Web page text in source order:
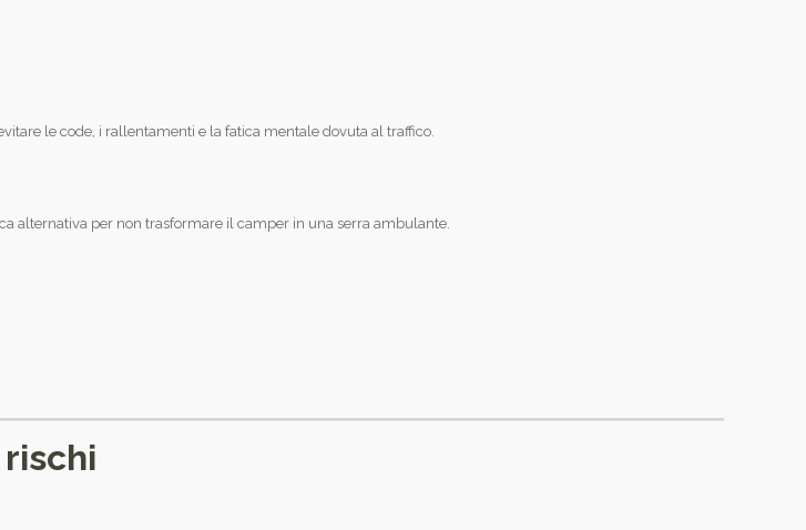
le code, i rallentamenti e la fatica mentale dovuta al traffico.
alternativa per non trasformare il camper in una serra ambulante.